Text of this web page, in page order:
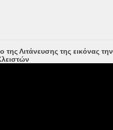
της Λιτάνευσης της εικόνας την